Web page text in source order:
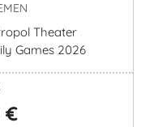
Theater
Games 2026
€